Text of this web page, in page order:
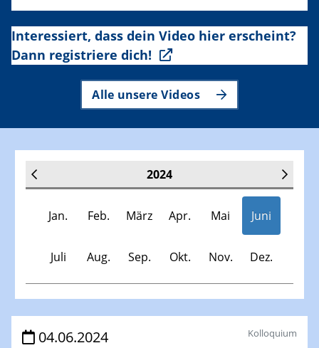
Interessiert, dass dein Video hier erscheint?
Dann registriere dich!
Alle unsere Videos
2024
Jan. Feb. März Apr. Mai Juni
Juli Aug. Sep. Okt. Nov. Dez.
Veranstaltungen
04.06.2024 Kolloquium